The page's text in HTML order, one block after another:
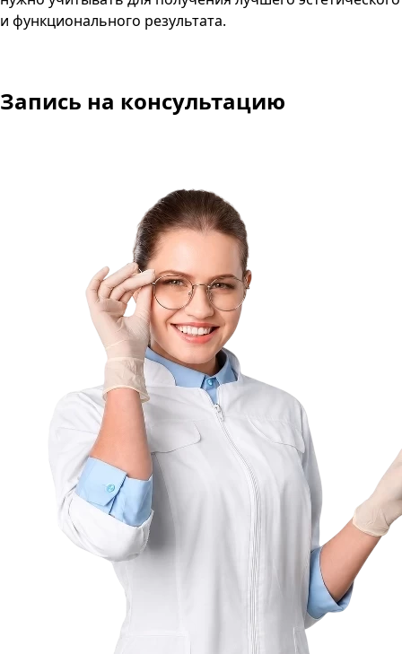
и функционального результата.
Запись на консультацию